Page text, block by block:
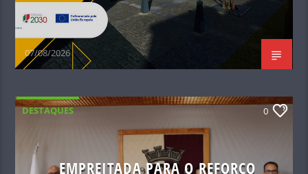
07/08/2026
DESTAQUES 0
EMPREITADA PARA O REFORÇO